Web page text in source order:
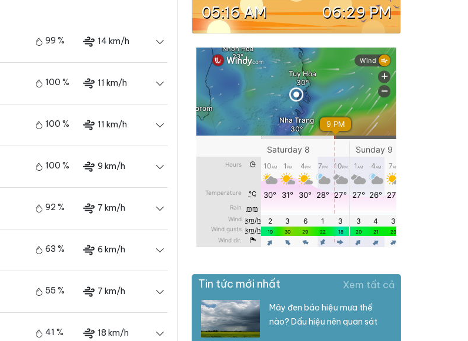
99 % 14 km/h
100 % 11 km/h
100 % 11 km/h
100 % 9 km/h
92 % 7 km/h
63 % 6 km/h
55 % 7 km/h
41 % 18 km/h
05:16 AM 06:29 PM
Tin tức mới nhất Xem tất cả
Mây đen báo hiệu mưa thế
nào? Dấu hiệu nên quan sát